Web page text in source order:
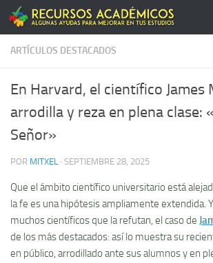
Saltar al contenido
ARTÍCULOS DESTACADOS
En Harvard, el científico James
arrodilla y reza en plena clase:
Señor»
POR MITXEL · SEPTIEMBRE 28, 2025
Que el ámbito científico universitario está
la fe es una hipótesis ampliamente extendida.
muchos científicos que la refutan, el caso de
de los más destacados: así lo muestra su
en público, arrodillado ante sus alumnos y en